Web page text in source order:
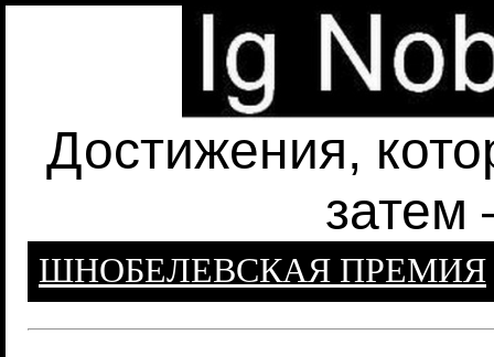
Достижения,
затем
ШНОБЕЛЕВСКАЯ ПРЕМИЯ